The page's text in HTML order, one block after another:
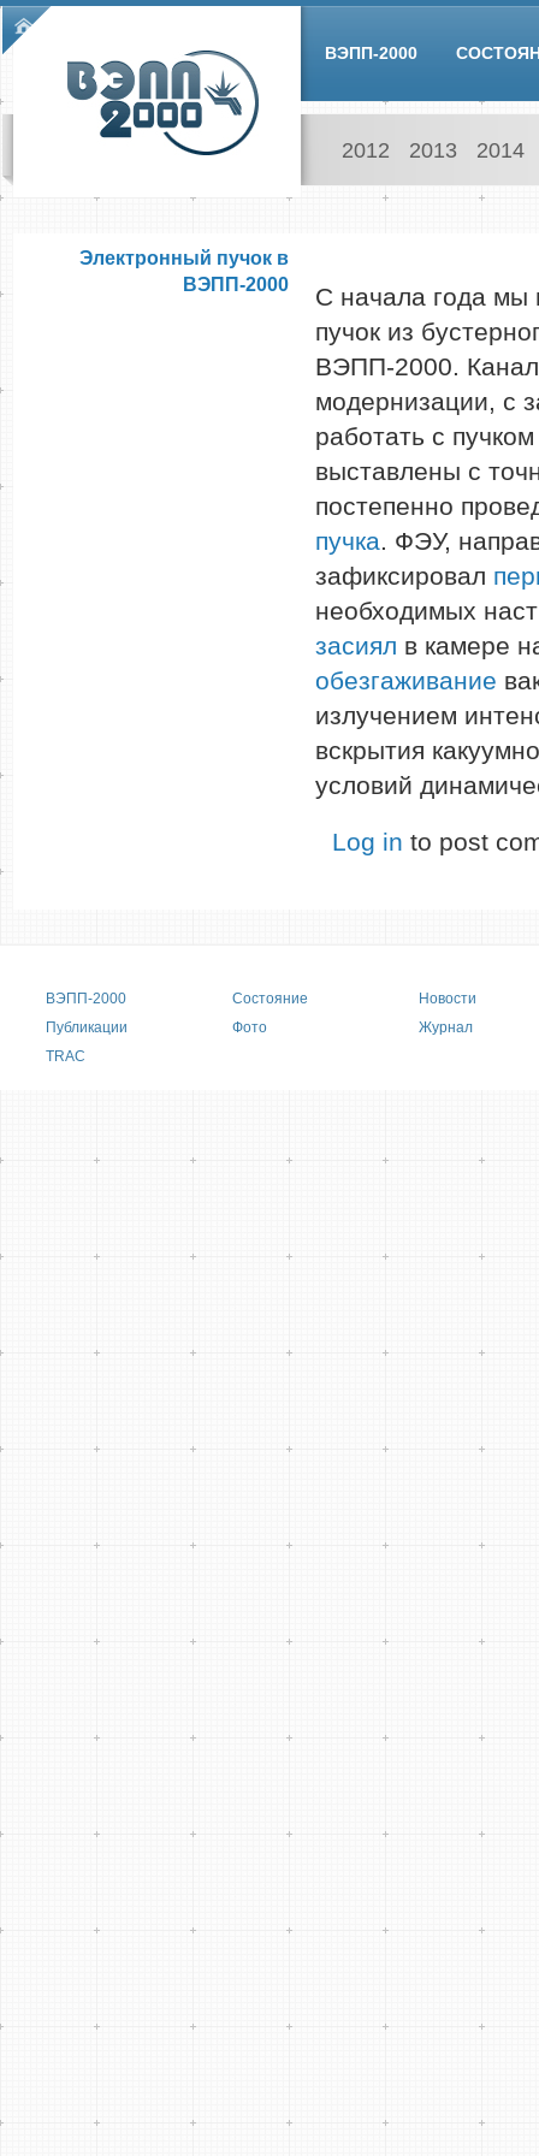
Skip to main content
Main menu
ВЭПП-2000
2012 2013 2014
Электронный пучок в
ВЭПП-2000
С начала года мы
пучок из
ВЭПП-2000.
модернизации, с
работать с
выставлены с
постепенно
пучка. ФЭУ,
зафиксировал
необходимых
засиял в камере
обезгаживание
излучением
вскрытия
условий
Log in to post
Main menu
ВЭПП-2000 Состояние
Новости
Публикации
Фото
Журнал
TRAC